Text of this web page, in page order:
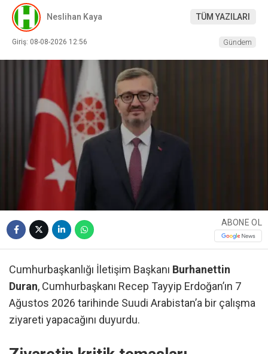
Neslihan Kaya TÜM YAZILARI
Giriş: 08-08-2026 12:56 Gündem
ABONE OL
Cumhurbaşkanlığı İletişim Başkanı Burhanettin
Duran, Cumhurbaşkanı Recep Tayyip Erdoğan’ın 7
Ağustos 2026 tarihinde Suudi Arabistan’a bir çalışma
ziyareti yapacağını duyurdu.